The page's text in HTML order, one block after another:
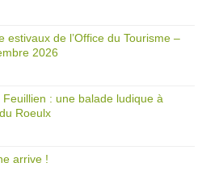
estivaux de l’Office du Tourisme –
2026
: une balade ludique à
Roeulx
arrive !